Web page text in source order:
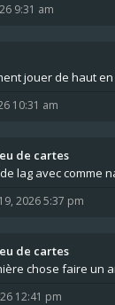
9:31 am
jouer de haut
10:31 am
de cartes
lag avec comme
2026 5:37 pm
de cartes
chose faire un
12:41 pm